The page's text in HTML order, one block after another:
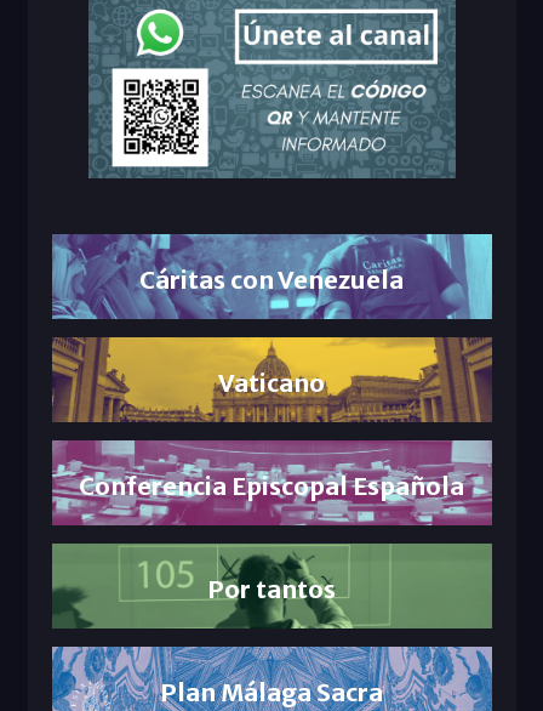
Cáritas con Venezuela
Vaticano
Conferencia Episcopal Española
Por tantos
Plan Málaga Sacra